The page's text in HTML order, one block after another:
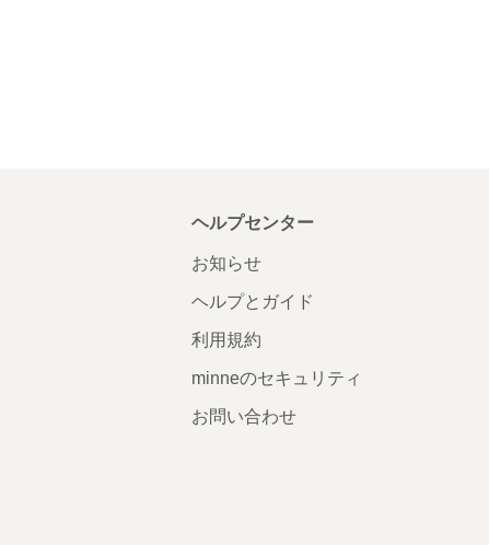
ヘルプセンター
お知らせ
ヘルプとガイド
利用規約
minneのセキュリティ
お問い合わせ